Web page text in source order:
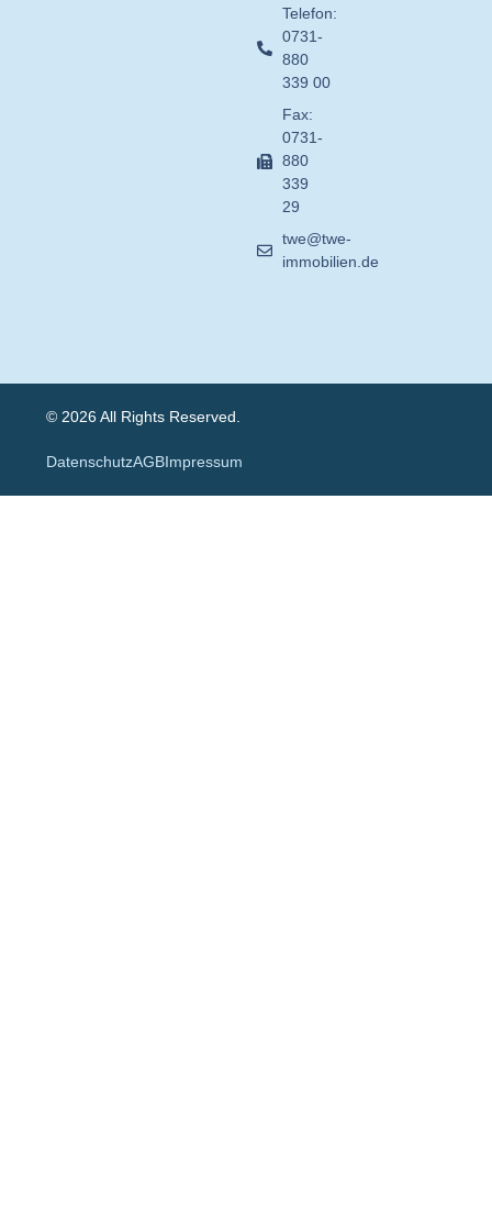
Telefon:
0731-
880
339 00
Fax:
0731-
880
339
29
twe@twe-
immobilien.de
© 2026 All Rights Reserved.
DatenschutzAGBImpressum